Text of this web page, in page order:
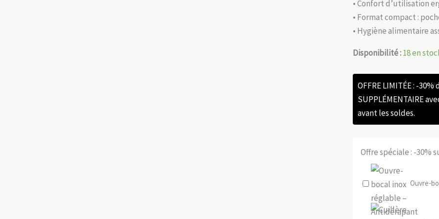
• Confort d’utilisation
• Format compact :
• Hygiène alimentaire
Disponibilité :18 en
OFFRE LIMITÉE : -30%
SUPPLÉMENTAIRE
avant les soldes.
Offre spéciale : -30%
Ouvre-